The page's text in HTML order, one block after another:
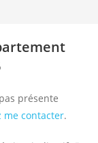
présente
me contacter.